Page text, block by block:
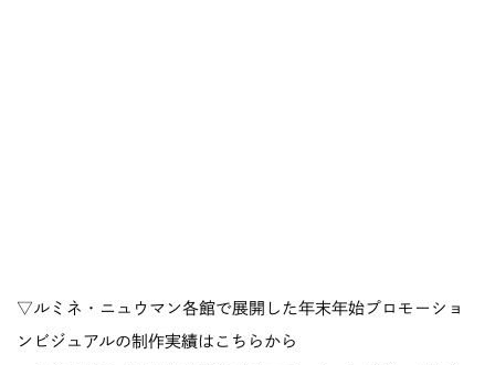
▽ルミネ・ニュウマン各館で展開した年末年始プロモーショ
ンビジュアルの制作実績はこちらから